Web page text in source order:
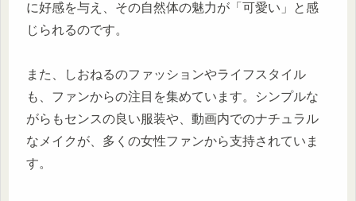
に好感を与え、その自然体の魅力が「可愛い」と感
じられるのです。
また、しおねるのファッションやライフスタイル
も、ファンからの注目を集めています。シンプルな
がらもセンスの良い服装や、動画内でのナチュラル
なメイクが、多くの女性ファンから支持されていま
す。